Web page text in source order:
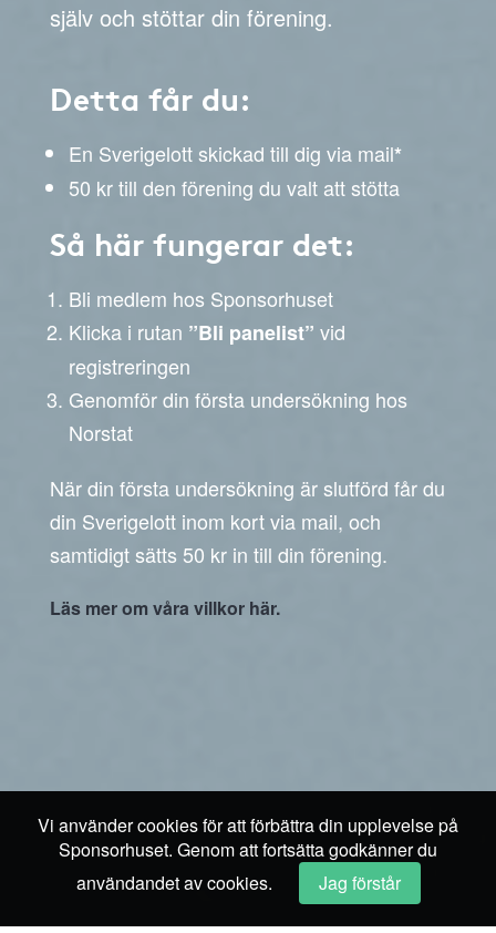
själv och stöttar din förening.
Detta får du:
En Sverigelott skickad till dig via mail*
50 kr till den förening du valt att stötta
Så här fungerar det:
Bli medlem hos Sponsorhuset
Klicka i rutan ”Bli panelist” vid
registreringen
Genomför din första undersökning hos
Norstat
När din första undersökning är slutförd får du
din Sverigelott inom kort via mail, och
samtidigt sätts 50 kr in till din förening.
Läs mer om våra villkor här.
Vi använder cookies för att förbättra din upplevelse på
Sponsorhuset. Genom att fortsätta godkänner du
användandet av cookies.
Jag förstår